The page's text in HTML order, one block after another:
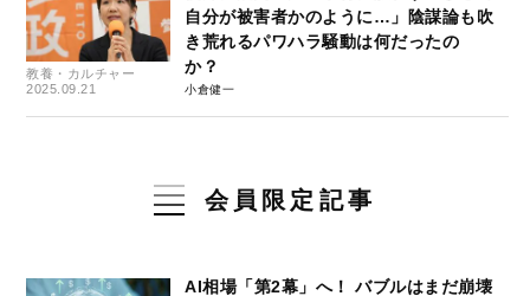
教養・カルチャー
2025.09.21
自分が被害者かのように…」陰謀論も吹
き荒れるパワハラ騒動は何だったの
か？
小倉健一
会員限定記事
AI相場「第2幕」へ！ バブルはまだ崩壊